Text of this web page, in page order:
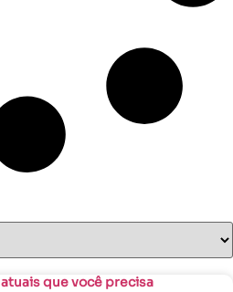
que você precisa